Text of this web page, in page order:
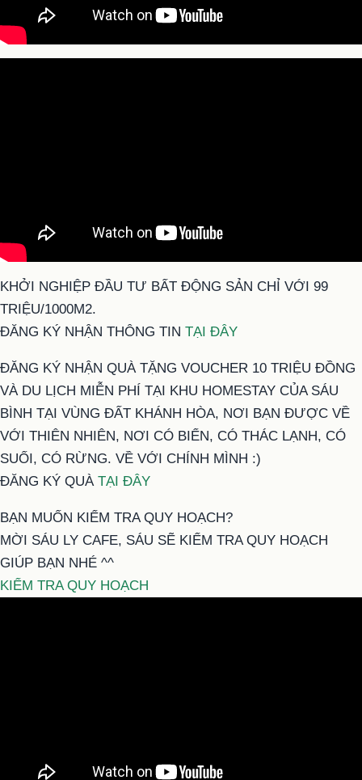
KHỞI NGHIỆP ĐẦU TƯ BẤT ĐỘNG SẢN CHỈ VỚI 99
TRIỆU/1000M2.
ĐĂNG KÝ NHẬN THÔNG TIN TẠI ĐÂY
ĐĂNG KÝ NHẬN QUÀ TẶNG VOUCHER 10 TRIỆU ĐỒNG
VÀ DU LỊCH MIỄN PHÍ TẠI KHU HOMESTAY CỦA SÁU
BÌNH TẠI VÙNG ĐẤT KHÁNH HÒA, NƠI BẠN ĐƯỢC VỀ
VỚI THIÊN NHIÊN, NƠI CÓ BIỂN, CÓ THÁC LẠNH, CÓ
SUỐI, CÓ RỪNG. VỀ VỚI CHÍNH MÌNH :)
ĐĂNG KÝ QUÀ TẠI ĐÂY
BẠN MUỐN KIỂM TRA QUY HOẠCH?
MỜI SÁU LY CAFE, SÁU SẼ KIỂM TRA QUY HOẠCH
GIÚP BẠN NHÉ ^^
KIỂM TRA QUY HOẠCH